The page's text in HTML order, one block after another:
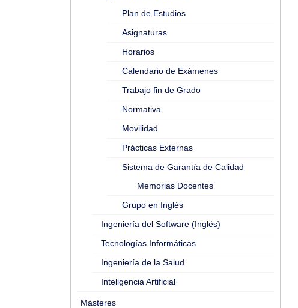
Plan de Estudios
Asignaturas
Horarios
Calendario de Exámenes
Trabajo fin de Grado
Normativa
Movilidad
Prácticas Externas
Sistema de Garantía de Calidad
Memorias Docentes
Grupo en Inglés
Ingeniería del Software (Inglés)
Tecnologías Informáticas
Ingeniería de la Salud
Inteligencia Artificial
Másteres